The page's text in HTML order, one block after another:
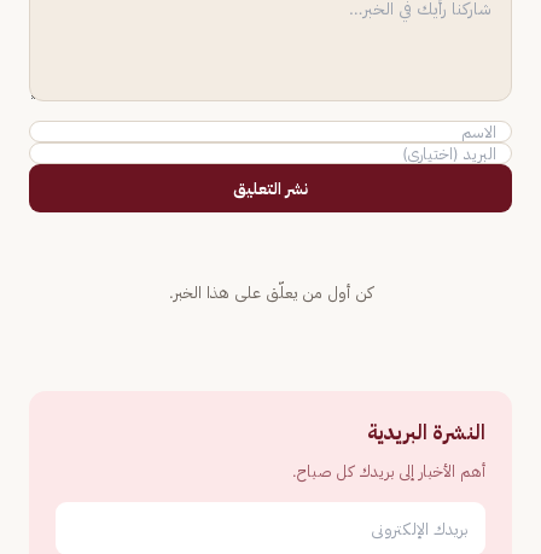
نشر التعليق
كن أول من يعلّق على هذا الخبر.
النشرة البريدية
أهم الأخبار إلى بريدك كل صباح.